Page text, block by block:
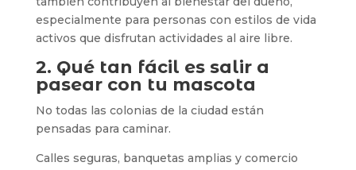
especialmente para personas con estilos de vida
activos que disfrutan actividades al aire libre.
2. Qué tan fácil es salir a
pasear con tu mascota
No todas las colonias de la ciudad están
pensadas para caminar.
Calles seguras, banquetas amplias y comercio